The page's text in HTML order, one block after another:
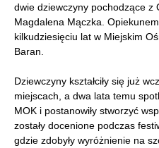
dwie dziewczyny pochodzące z
Magdalena Mączka.
kilkudziesięciu lat w Miejskim
Baran.
Dziewczyny kształciły się już
miejscach, a dwa lata temu
MOK i postanowiły stworzyć
zostały docenione podczas
gdzie zdobyły wyróżnienie na